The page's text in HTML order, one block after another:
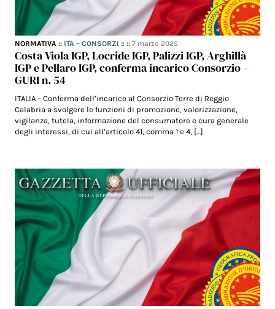
NORMATIVA :: ITA – CONSORZI :: ::7 marzo 2025
Costa Viola IGP, Locride IGP, Palizzi IGP, Arghillà
IGP e Pellaro IGP, conferma incarico Consorzio –
GURI n. 54
ITALIA – Conferma dell’incarico al Consorzio Terre di Reggio
Calabria a svolgere le funzioni di promozione, valorizzazione,
vigilanza, tutela, informazione del consumatore e cura generale
degli interessi, di cui all’articolo 41, comma 1 e 4, […]